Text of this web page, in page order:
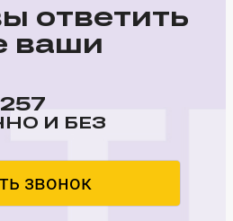
ответить
ваши
И БЕЗ
звонок